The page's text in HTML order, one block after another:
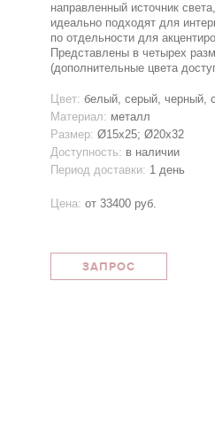
направленный источник
идеально подходят для
по отдельности для
Представлены в четырех
(дополнительные цвета
Цвет: белый, серый, черный,
Материал: металл
Размер: Ø15х25; Ø20х32
Доступность: в наличии
Период доставки: 1 день
Цена: от 33400 руб.
ЗАПРОС